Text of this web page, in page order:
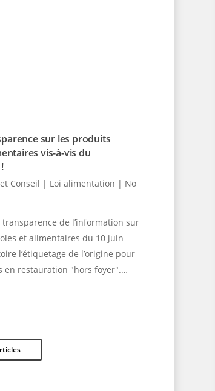
sur les produits
vis-à-vis du
Conseil | Loi alimentation | No
de l’information sur
et alimentaires du 10 juin
l’étiquetage de l’origine pour
en restauration "hors foyer".…